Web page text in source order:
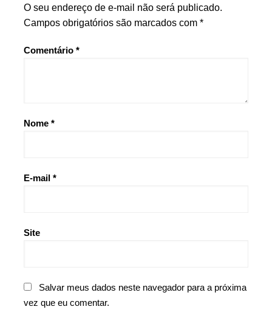
O seu endereço de e-mail não será publicado.
Campos obrigatórios são marcados com *
Comentário *
Nome *
E-mail *
Site
Salvar meus dados neste navegador para a próxima
vez que eu comentar.